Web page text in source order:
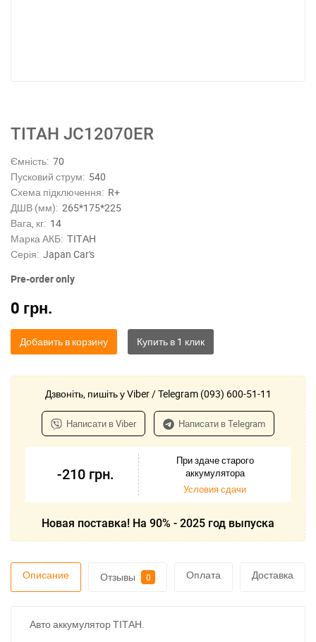
ТІТАН JC12070ER
Ємність: 70
Пусковий струм: 540
Схема підключення: R+
ДШВ (мм): 265*175*225
Вага, кг: 14
Марка АКБ: ТІТАН
Серія: Japan Car's
Pre-order only
0 грн.
Добавить в корзину
Дзвоніть, пишіть у Viber / Telegram (093) 600-51-11
Написати в Viber Написати в Telegram
-210 грн.
При здаче старого
аккумулятора
Условия сдачи
Новая поставка! На 90% - 2025 год выпуска
Описание Отзывы 0 Оплата Доставка
Авто аккумулятор ТІТАН.